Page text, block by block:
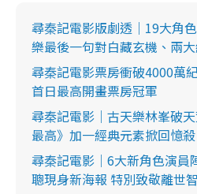
尋秦記電影版劇透｜19大角
樂最後一句對白藏玄機、兩
尋秦記電影票房衝破4000萬
首日最高開畫票房冠軍
尋秦記電影｜古天樂林峯破
最高》加一經典元素掀回憶殺
尋秦記電影｜6大新角色演員
聰現身新海報 特別致敬離世